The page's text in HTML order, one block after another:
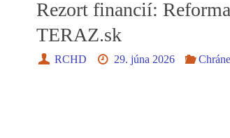
Rezort financií:
TERAZ.sk
RCHD 29. júna 2026